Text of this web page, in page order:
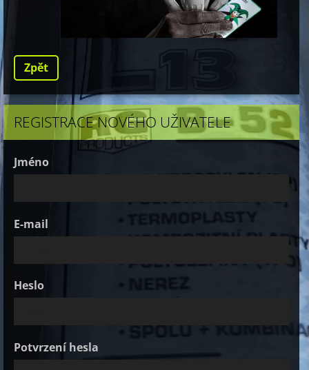
Zpět
REGISTRACE NOVÉHO UŽIVATELE
Jméno
E-mail
Heslo
Potvrzení hesla